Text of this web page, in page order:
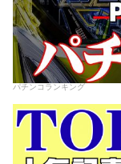
パチンコランキング